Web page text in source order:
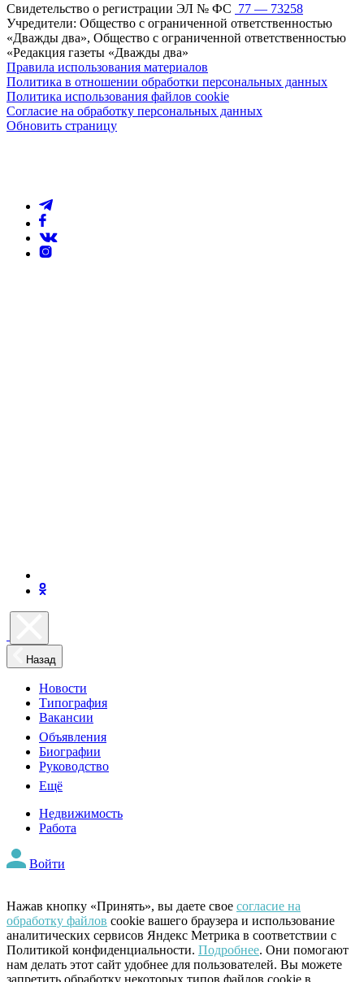
Свидетельство о регистрации ЭЛ № ФС 77 — 73258
Учредители: Общество с ограниченной ответственностью
«Дважды два», Общество с ограниченной ответственностью
«Редакция газеты «Дважды два»
Правила использования материалов
Политика в отношении обработки персональных данных
Политика использования файлов cookie
Согласие на обработку персональных данных
Обновить страницу
Назад
Новости
Типография
Вакансии
Объявления
Биографии
Руководство
Ещё
Недвижимость
Работа
Войти
Нажав кнопку «Принять», вы даете свое согласие на
обработку файлов cookie вашего браузера и использование
аналитических сервисов Яндекс Метрика в соответствии с
Политикой конфиденциальности. Подробнее. Они помогают
нам делать этот сайт удобнее для пользователей. Вы можете
запретить обработку некоторых типов файлов cookie в